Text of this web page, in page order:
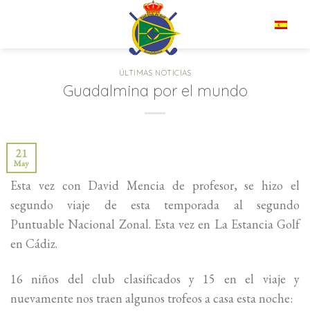
ÚLTIMAS NOTICIAS
Guadalmina por el mundo
21
May
Esta vez con David Mencia de profesor, se hizo el
segundo viaje de esta temporada al segundo
Puntuable Nacional Zonal. Esta vez en La Estancia Golf
en Cádiz.
16 niños del club clasificados y 15 en el viaje y
nuevamente nos traen algunos trofeos a casa esta noche: